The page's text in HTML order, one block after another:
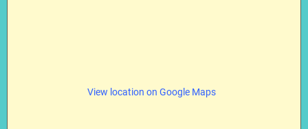
View location on Google Maps